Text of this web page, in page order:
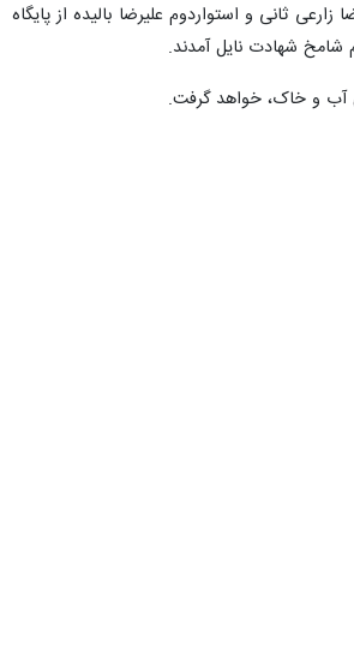
ثانی و استواردوم علیرضا بالیده از پایگاه
شامخ شهادت نایل آمدند.
آب و خاک، خواهد گرفت.